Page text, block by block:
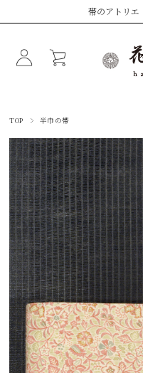
帯のアトリ
TOP 半巾の帯